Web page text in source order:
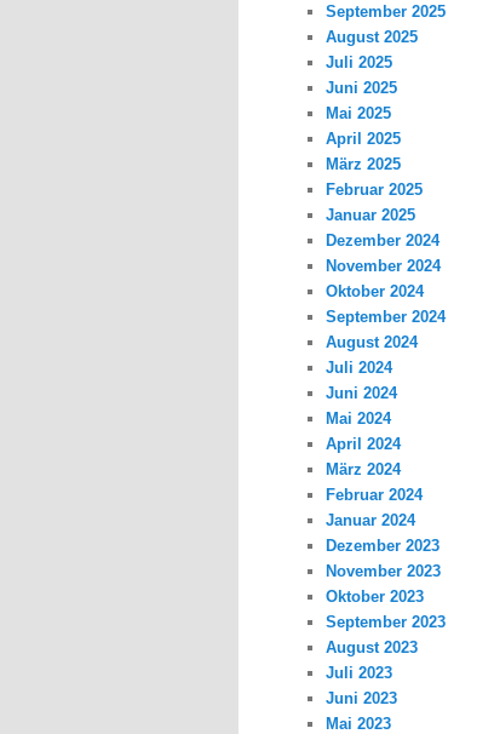
September 2025
August 2025
Juli 2025
Juni 2025
Mai 2025
April 2025
März 2025
Februar 2025
Januar 2025
Dezember 2024
November 2024
Oktober 2024
September 2024
August 2024
Juli 2024
Juni 2024
Mai 2024
April 2024
März 2024
Februar 2024
Januar 2024
Dezember 2023
November 2023
Oktober 2023
September 2023
August 2023
Juli 2023
Juni 2023
Mai 2023